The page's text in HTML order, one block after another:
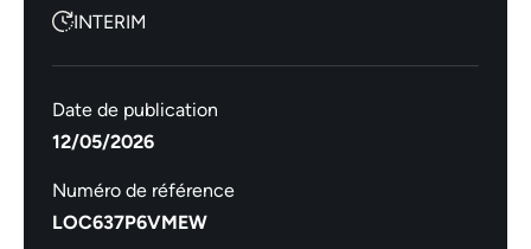
INTERIM
Date de publication
12/05/2026
Numéro de référence
LOC637P6VMEW